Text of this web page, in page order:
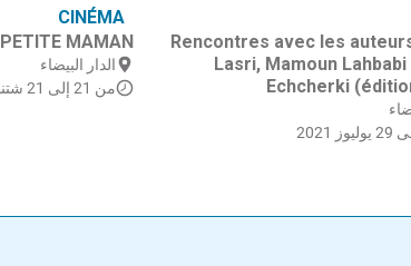
CINÉMA
PETITE MAMAN
الدار البيضاء
من 21 إلى 21 شتنبر 2021
Rencontres avec les
Lasri, Mamoun
Echcherki